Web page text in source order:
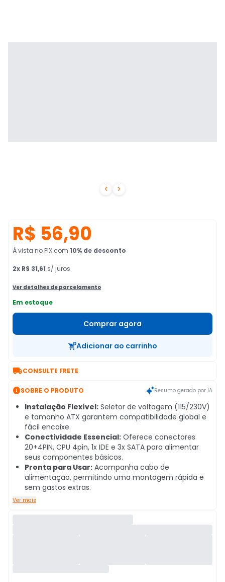
 
R$ 56,90
À vista no PIX com 10% de desconto
2x R$ 31,61 s/ juros
Ver detalhes de parcelamento
Em estoque
Comprar agora
Adicionar ao carrinho
CONSULTE FRETE
SOBRE O PRODUTO Resumo gerado por IA
Instalação Flexível: Seletor de voltagem (115/230V)
e tamanho ATX garantem compatibilidade global e
fácil encaixe.
Conectividade Essencial: Oferece conectores
20+4PIN, CPU 4pin, 1x IDE e 3x SATA para alimentar
seus componentes básicos.
Pronta para Usar: Acompanha cabo de
alimentação, permitindo uma montagem rápida e
sem gastos extras.
Ver mais